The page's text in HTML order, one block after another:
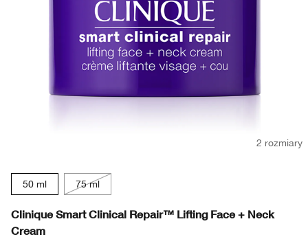
2 rozmiary
50 ml 75 ml
Clinique Smart Clinical Repair™ Lifting Face + Neck
Cream